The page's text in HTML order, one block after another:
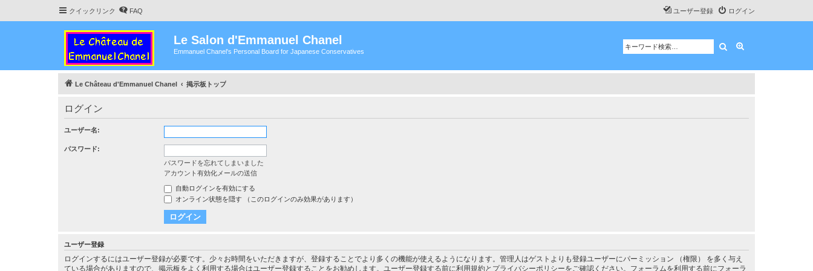
クイックリンク FAQ ログイン
ユーザー登録
Le Salon d'Emmanuel Chanel
Emmanuel Chanel's Personal Board for Japanese Conservatives 検索
Le Château d'Emmanuel Chanel 掲示板トップ
ログイン
ユーザー名:
パスワード:
パスワードを忘れてしまいました
アカウント有効化メールの送信
自動ログインを有効にする
オンライン状態を隠す （このログインのみ効果があります）
ユーザー登録
ログインするにはユーザー登録が必要です。少々お時間をいただきますが、登録することでより多くの機能が使えるようになります。管理人はゲストよりも登録ユーザーにパーミッション （権限） を多く与え
ている場合がありますので、掲示板をよく利用する場合はユーザー登録することをお勧めします。ユーザー登録する前に利用規約とプライバシーポリシーをご確認ください。フォーラムを利用する前にフォーラ